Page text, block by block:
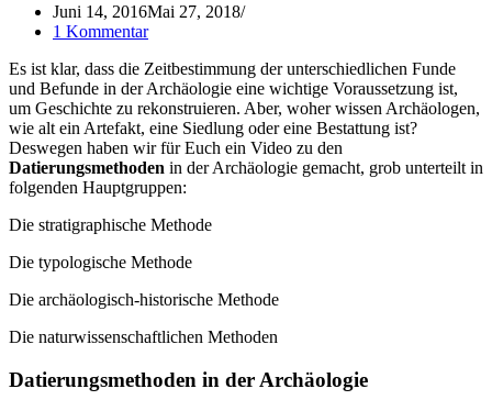
Juni 14, 2016Mai 27, 2018
1 Kommentar
Es ist klar, dass die Zeitbestimmung der unterschiedlichen Funde
und Befunde in der Archäologie eine wichtige Voraussetzung ist,
um Geschichte zu rekonstruieren. Aber, woher wissen Archäologen,
wie alt ein Artefakt, eine Siedlung oder eine Bestattung ist?
Deswegen haben wir für Euch ein Video zu den
Datierungsmethoden in der Archäologie gemacht, grob unterteilt in
folgenden Hauptgruppen:
Die stratigraphische Methode
Die typologische Methode
Die archäologisch-historische Methode
Die naturwissenschaftlichen Methoden
Datierungsmethoden in der Archäologie